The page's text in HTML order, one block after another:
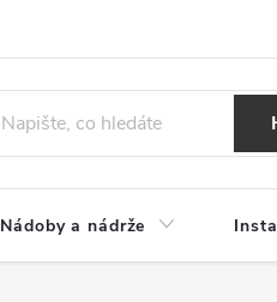
Nádoby a nádrže